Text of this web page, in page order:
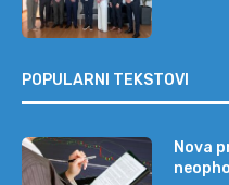
POPULARNI TEKSTOVI
Nova